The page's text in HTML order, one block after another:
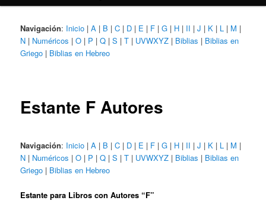
Navigación: Inicio |A | B |C | D | E | F |G | H | II |J | K | L | M |
N | Numéricos |O | P |Q |S |T | UVWXYZ | Biblias | Biblias en
Griego | Biblias en Hebreo
Estante F Autores
Navigación: Inicio |A | B |C | D | E | F |G | H | II |J | K | L | M |
N | Numéricos |O | P |Q |S |T | UVWXYZ | Biblias | Biblias en
Griego | Biblias en Hebreo
Estante para Libros con Autores “F”